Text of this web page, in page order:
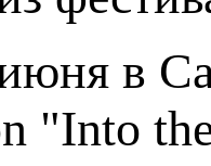
в
"Into